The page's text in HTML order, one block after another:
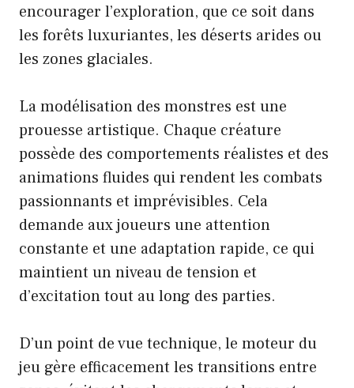
encourager l’exploration, que ce soit dans
les forêts luxuriantes, les déserts arides ou
les zones glaciales.
La modélisation des monstres est une
prouesse artistique. Chaque créature
possède des comportements réalistes et des
animations fluides qui rendent les combats
passionnants et imprévisibles. Cela
demande aux joueurs une attention
constante et une adaptation rapide, ce qui
maintient un niveau de tension et
d’excitation tout au long des parties.
D’un point de vue technique, le moteur du
jeu gère efficacement les transitions entre